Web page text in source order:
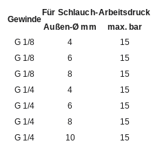
Gewinde
Für Schlauch-
Außen-Ø mm
Arbeitsdruck
max. bar
G 1/8
4 15
G 1/8
6 15
G 1/8
8 15
G 1/4
4 15
G 1/4
6 15
G 1/4
8 15
G 1/4
10 15